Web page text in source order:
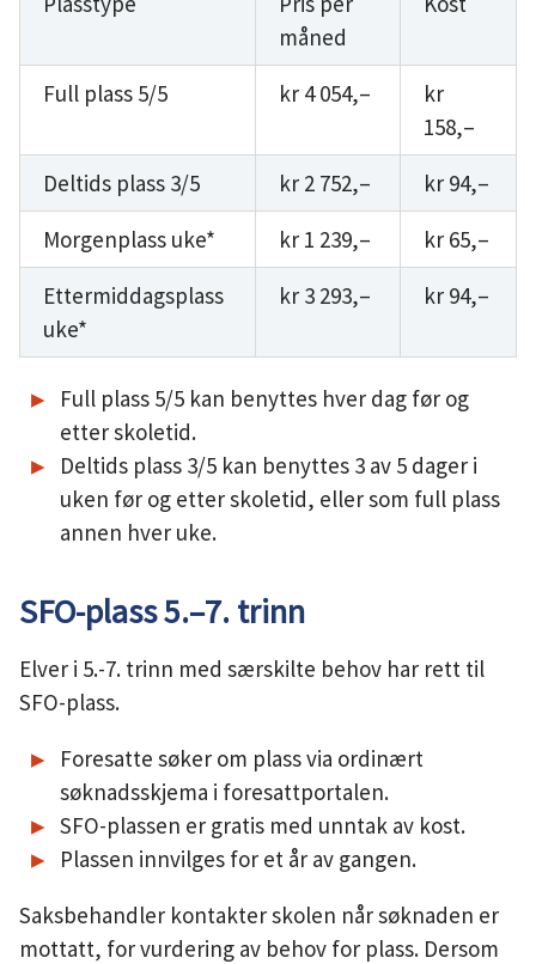
måned
Full plass 5/5 kr 4 054,–
kr
158,–
Deltids plass 3/5
kr 2 752,–
kr 94,–
Morgenplass uke*
kr 1 239,–
kr 65,–
Ettermiddagsplass
uke*
kr 3 293,– kr 94,–
Full plass 5/5 kan benyttes hver dag før og
etter skoletid.
Deltids plass 3/5 kan benyttes 3 av 5 dager i
uken før og etter skoletid, eller som full plass
annen hver uke.
SFO-plass 5.–7. trinn
Elver i 5.-7. trinn med særskilte behov har rett til
SFO-plass.
Foresatte søker om plass via ordinært
søknadsskjema i foresattportalen.
SFO-plassen er gratis med unntak av kost.
Plassen innvilges for et år av gangen.
Saksbehandler kontakter skolen når søknaden er
mottatt, for vurdering av behov for plass. Dersom